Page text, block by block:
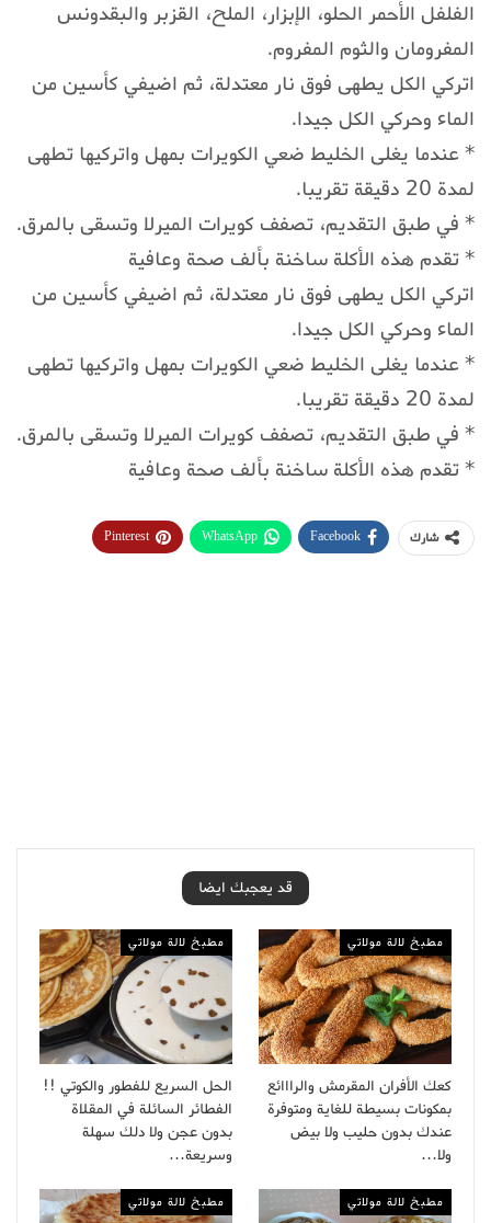
الفلفل الأحمر الحلو، الإبزار، الملح، القزبر والبقدونس
المفرومان والثوم المفروم.
اتركي الكل يطهى فوق نار معتدلة، ثم اضيفي كأسين من
الماء وحركي الكل جيدا.
* عندما يغلى الخليط ضعي الكويرات بمهل واتركيها تطهى
لمدة 20 دقيقة تقريبا.
* في طبق التقديم، تصفف كويرات الميرلا وتسقى بالمرق.
* تقدم هذه الأكلة ساخنة بألف صحة وعافية
اتركي الكل يطهى فوق نار معتدلة، ثم اضيفي كأسين من
الماء وحركي الكل جيدا.
* عندما يغلى الخليط ضعي الكويرات بمهل واتركيها تطهى
لمدة 20 دقيقة تقريبا.
* في طبق التقديم، تصفف كويرات الميرلا وتسقى بالمرق.
* تقدم هذه الأكلة ساخنة بألف صحة وعافية
شارك Facebook
WhatsApp
Pinterest
قد يعجبك ايضا
مطبخ لالة مولاتي
كعك الأفران المقرمش والرااائع
بمكونات بسيطة للغاية ومتوفرة
عندك بدون حليب ولا بيض
ولا…
مطبخ لالة مولاتي
الحل السريع للفطور والكوتي !!
الفطائر السائلة في المقلاة
بدون عجن ولا دلك سهلة
وسريعة…
مطبخ لالة مولاتي مطبخ لالة مولاتي